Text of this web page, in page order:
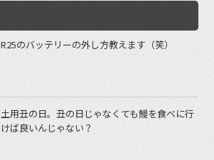
R25のバッテリーの外し方教えます（笑）
土用丑の日。丑の日じゃなくても鰻を食べに行
けば良いんじゃない？